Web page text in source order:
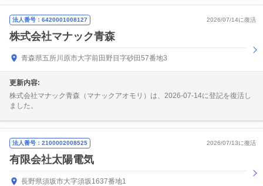
法人番号：6420001008127 2026/07/14に復活
株式会社マナック青森
青森県五所川原市大字前田野目字砂田57番地3
更新内容:
株式会社マナック青森（マナックアオモリ）は、2026-07-14に登記を復活し
ました。
法人番号：2100002008525 2026/07/13に復活
有限会社太陽電気
長野県須坂市大字須坂1637番地1